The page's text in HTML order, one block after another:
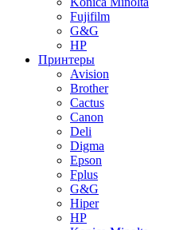
Fujifilm
G&G
HP
Принтеры
Avision
Brother
Cactus
Canon
Deli
Digma
Epson
Fplus
G&G
Hiper
HP